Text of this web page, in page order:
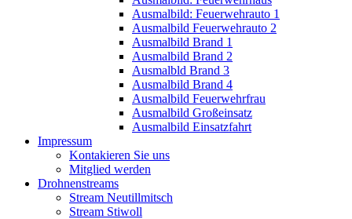
Ausmalbild: Feuerwehrauto 1
Ausmalbild Feuerwehrauto 2
Ausmalbild Brand 1
Ausmalbild Brand 2
Ausmalbld Brand 3
Ausmalbild Brand 4
Ausmalbild Feuerwehrfrau
Ausmalbild Großeinsatz
Ausmalbild Einsatzfahrt
Impressum
Kontakieren Sie uns
Mitglied werden
Drohnenstreams
Stream Neutillmitsch
Stream Stiwoll